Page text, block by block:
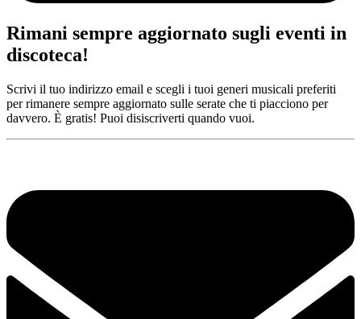
Rimani sempre aggiornato sugli eventi in
discoteca!
Scrivi il tuo indirizzo email e scegli i tuoi generi musicali preferiti
per rimanere sempre aggiornato sulle serate che ti piacciono per
davvero. È gratis! Puoi disiscriverti quando vuoi.